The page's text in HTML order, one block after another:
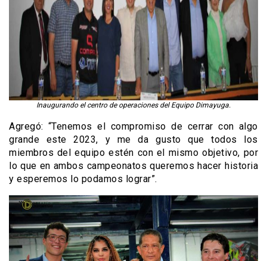
Inaugurando el centro de operaciones del Equipo Dimayuga.
Agregó: “Tenemos el compromiso de cerrar con algo
grande este 2023, y me da gusto que todos los
miembros del equipo estén con el mismo objetivo, por
lo que en ambos campeonatos queremos hacer historia
y esperemos lo podamos lograr”.